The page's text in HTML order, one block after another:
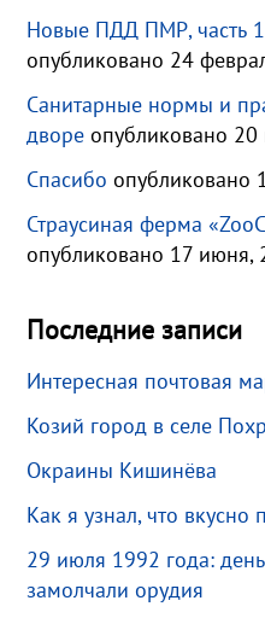
Новые ПДД ПМР, часть
опубликовано 24
Санитарные нормы и
дворе опубликовано 20
Спасибо опубликовано
Страусиная ферма
опубликовано 17 июня,
Последние записи
Интересная почтовая
Козий город в селе
Окраины Кишинёва
Как я узнал, что вкусно
29 июля 1992 года:
замолчали орудия